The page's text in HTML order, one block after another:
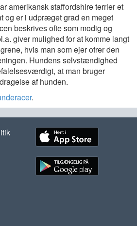
amerikansk staffordshire terrier et
og er i udpræget grad en meget
beskrives ofte som modig og
giver mulighed for at komme langt
hvis man som ejer ofrer den
Hundens selvstændighed
at man bruger
af hunden.
.